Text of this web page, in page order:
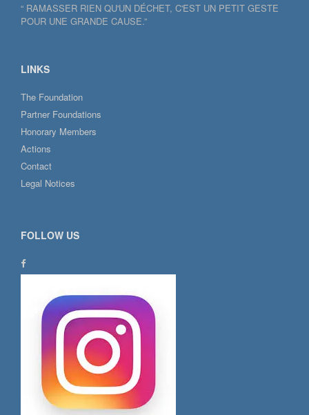
“ RAMASSER RIEN QU'UN DÉCHET, C'EST UN PETIT GESTE
POUR UNE GRANDE CAUSE.”
LINKS
The Foundation
Partner Foundations
Honorary Members
Actions
Contact
Legal Notices
FOLLOW US